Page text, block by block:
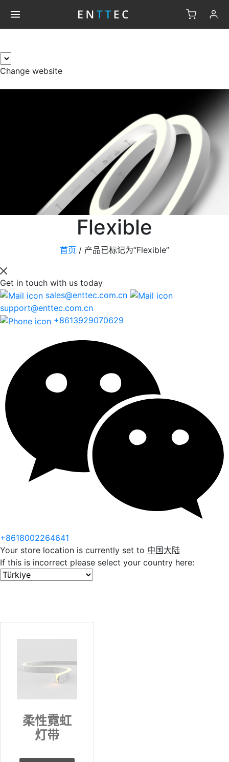
Change website
Flexible
首页 / 产品已标记为“Flexible”
Get in touch with us today
sales@enttec.com.cn
support@enttec.com.cn
+8613929070629
+8618002264641
Your store location is currently set to 中国大陆
If this is incorrect please select your country here:
柔性霓虹
灯带